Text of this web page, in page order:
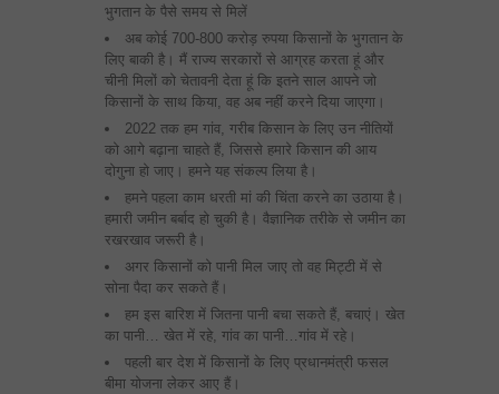
भुगतान के पैसे समय से मिलें
अब कोई 700-800 करोड़ रुपया किसानों के भुगतान के
लिए बाकी है। मैं राज्‍य सरकारों से आग्रह करता हूं और
चीनी मिलों को चेतावनी देता हूं कि इतने साल आपने जो
किसानों के साथ किया, वह अब नहीं करने दिया जाएगा।
2022 तक हम गांव, गरीब किसान के लिए उन नीतियों
को आगे बढ़ाना चाहते हैं, जिससे हमारे किसान की आय
दोगुना हो जाए। हमने यह संकल्‍प लिया है।
हमने पहला काम धरती मां की चिंता करने का उठाया है।
हमारी जमीन बर्बाद हो चुकी है। वैज्ञानिक तरीके से जमीन का
रखरखाव जरूरी है।
अगर किसानों को पानी मिल जाए तो वह मिट्टी में से
सोना पैदा कर सकते हैं।
हम इस बारिश में जितना पानी बचा सकते हैं, बचाएं। खेत
का पानी… खेत में रहे, गांव का पानी…गांव में रहे।
पहली बार देश में किसानों के लिए प्रधानमंत्री फसल
बीमा योजना लेकर आए हैं।